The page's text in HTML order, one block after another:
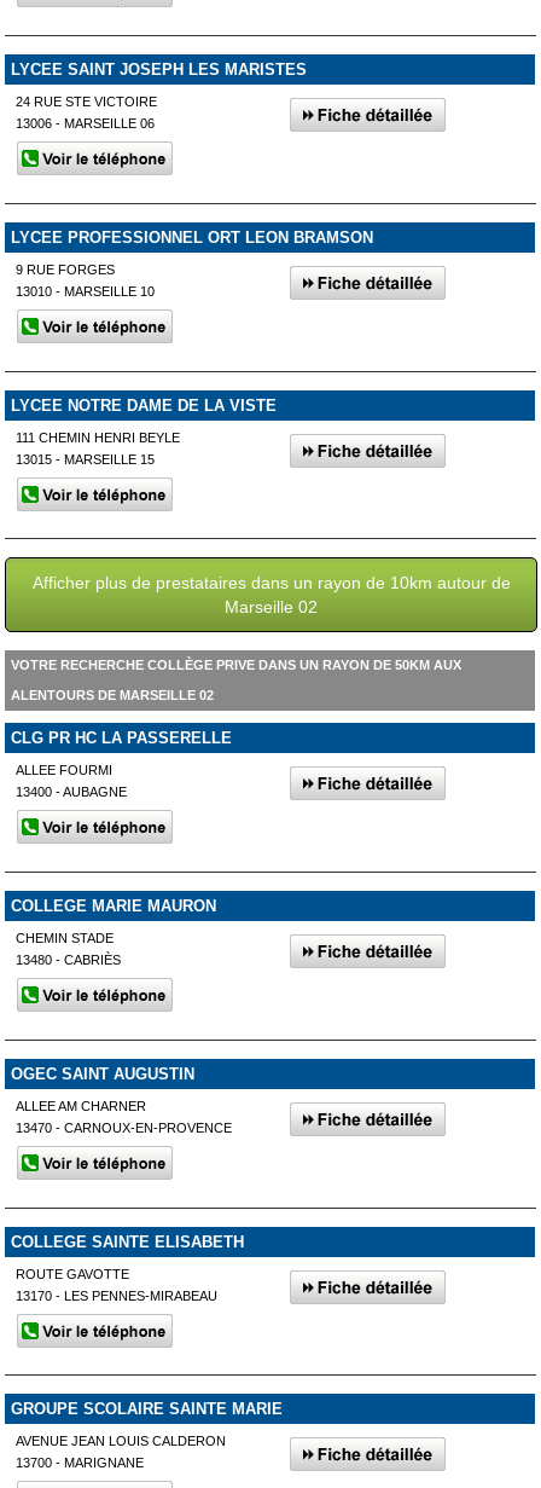
LYCEE SAINT JOSEPH LES MARISTES
24 RUE STE VICTOIRE
13006 - MARSEILLE 06
LYCEE PROFESSIONNEL ORT LEON BRAMSON
9 RUE FORGES
13010 - MARSEILLE 10
LYCEE NOTRE DAME DE LA VISTE
111 CHEMIN HENRI BEYLE
13015 - MARSEILLE 15
Afficher plus de prestataires dans un rayon de 10km autour de
Marseille 02
VOTRE RECHERCHE COLLÈGE PRIVE DANS UN RAYON DE 50KM AUX
ALENTOURS DE MARSEILLE 02
CLG PR HC LA PASSERELLE
ALLEE FOURMI
13400 - AUBAGNE
COLLEGE MARIE MAURON
CHEMIN STADE
13480 - CABRIÈS
OGEC SAINT AUGUSTIN
ALLEE AM CHARNER
13470 - CARNOUX-EN-PROVENCE
COLLEGE SAINTE ELISABETH
ROUTE GAVOTTE
13170 - LES PENNES-MIRABEAU
GROUPE SCOLAIRE SAINTE MARIE
AVENUE JEAN LOUIS CALDERON
13700 - MARIGNANE